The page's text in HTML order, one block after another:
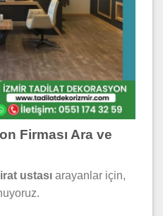
Firması Ara ve
ustası arayanlar için,